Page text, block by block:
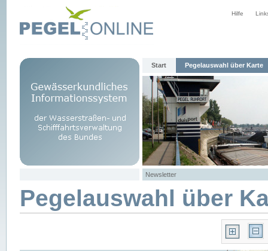
Hilfe
Start Pegelauswahl über Karte
Newsletter
Pegelauswahl über